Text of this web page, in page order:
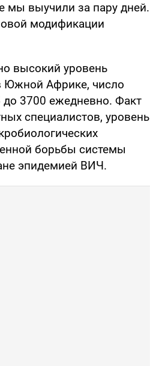
мы выучили за пару дней.
модификации
высокий уровень
Южной Африке, число
до 3700 ежедневно. Факт
специалистов, уровень
борьбы системы
эпидемией ВИЧ.